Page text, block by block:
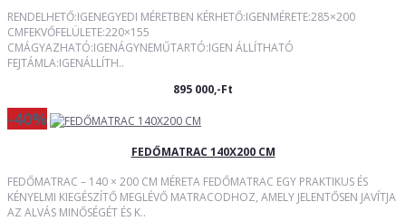
RENDELHETŐ:IGENEGYEDI MÉRETBEN KÉRHETŐ:IGENMÉRETE:285×200
CMFEKVŐFELÜLETE:220×155
CMÁGYAZHATÓ:IGENÁGYNEMŰTARTÓ:IGEN ÁLLÍTHATÓ
FEJTÁMLA:IGENÁLLÍTH..
895 000,-Ft
-40%
FEDŐMATRAC 140X200 CM
FEDŐMATRAC – 140 × 200 CM MÉRETA FEDŐMATRAC EGY PRAKTIKUS ÉS
KÉNYELMI KIEGÉSZÍTŐ MEGLÉVŐ MATRACODHOZ, AMELY JELENTŐSEN JAVÍTJA
AZ ALVÁS MINŐSÉGÉT ÉS K..